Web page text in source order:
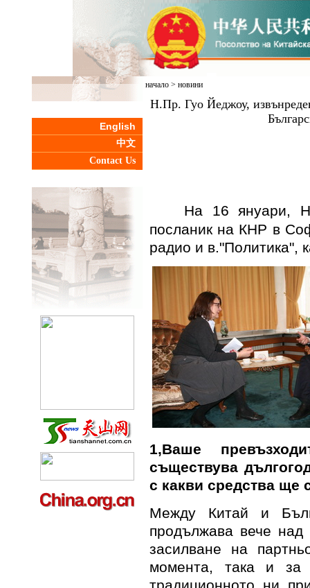
English
中文
Contact Us
начало > новини
Н.Пр. Гуо Йеджоу,
На 16 януари,
посланик на КНР в
радио и в."Политика",
1,Ваше
съществува
с какви средства ще
Между Китай и
продължава вече
засилване на
момента, така и